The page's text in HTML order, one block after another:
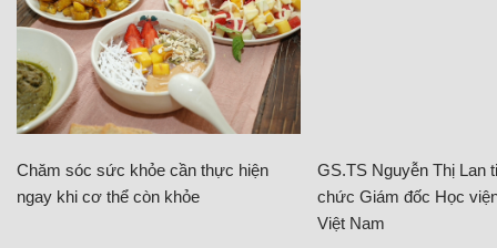
Chăm sóc sức khỏe cần thực hiện
ngay khi cơ thể còn khỏe
GS.TS Nguyễn Thị Lan
chức Giám đốc Học
Việt Nam